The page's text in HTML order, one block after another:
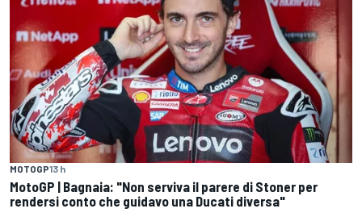
MOTOGP13 h
MotoGP | Bagnaia: "Non serviva il parere di Stoner per
rendersi conto che guidavo una Ducati diversa"